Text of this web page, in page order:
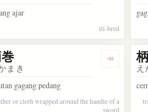
ajar
ill-bred
柄にもなく Dengarkan
まき
gagang pedang
or cloth wrapped around the handle of a
sword